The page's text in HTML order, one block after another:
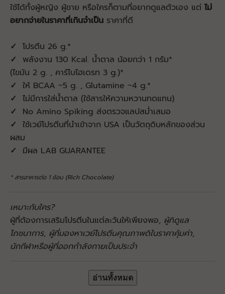
ใช้ได้ทั้งผู้หญิง ผู้ชาย หรือใครก็ตามที่อยากดูแลตัวเอง แต่ ไม่
อยากจ่ายในราคาที่เกินจำเป็น ราคาที่ดี
✓ โปรตีน 26 g.*
✓ พลังงาน 130 Kcal. น้ำตาล น้อยกว่า 1 กรัม*
(ไขมัน 2 g. , คาร์โบไฮเดรท 3 g.)*
✓ ให้ BCAA ~5 g. , Glutamine ~4 g.*
✓ ไม่มีการใส่น้ำตาล (ใช้สารให้ความหวานทดแทน)
✓ No Amino Spiking ส่งตรวจแลปสม่ำเสมอ
✓ ใช้เวย์โปรตีนที่นำเข้าจาก USA เป็นวัตถุดิบหลักของส่วน
ผสม
✓ มีผล LAB GUARANTEE
* สารอาหารต่อ 1 ช้อน (Rich Chocolate)
เหมาะกับใคร?
ผู้ที่ต้องการเสริมโปรตีนในแต่ละวันให้เพียงพอ, ผู้ที่ดูแล
โภชนาการ, ผู้ที่มองหาเวย์โปรตีนคุณภาพดีในราคาคุ้มค่า,
นักกีฬา​หรือผู้ที่ออกกำลังกายเป็นประจำ
อ่านทั้งหมด